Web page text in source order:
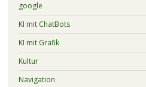
google
KI mit ChatBots
KI mit Grafik
Kultur
Navigation